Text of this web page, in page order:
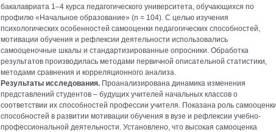
бакалавриата 1–4 курса педагогического университета, обучающихся по
профилю «Начальное образование» (n = 104). С целью изучения
психологических особенностей самооценки педагогических способностей,
мотивации обучения и рефлексии деятельности использовались
самооценочные шкалы и стандартизированные опросники. Обработка
результатов производилась методами первичной описательной статистики,
методами сравнения и корреляционного анализа.
Результаты исследования. Проанализирована динамика изменения
представлений студентов – будущих учителей начальных классов о
соответствии их способностей профессии учителя. Показана роль
способностей в развитии мотивации обучения в вузе и рефлексии учебно-
профессиональной деятельности. Установлено, что высокая самооценка